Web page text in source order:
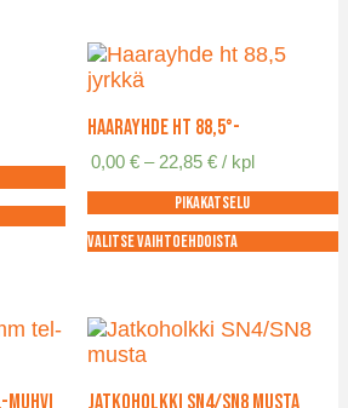
Haarayhde HT 88,5°-
0,00 € – 22,85 €Hintaluokka:
-
/ kpl
Pikakatselu
Valitse vaihtoehdoista
on
useampi
muunnelma.
Voit
Jatkoholkki SN4/SN8 musta